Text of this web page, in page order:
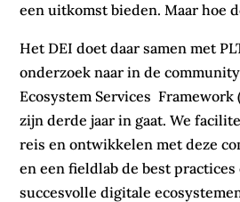
een uitkomst bieden. Maar hoe
Het DEI doet daar samen met
onderzoek naar in de
Ecosystem Services Framework
zijn derde jaar in gaat. We
reis en ontwikkelen met deze
en een fieldlab de best
succesvolle digitale